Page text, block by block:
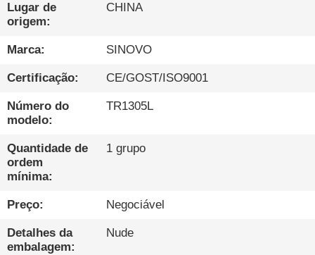
SOBRE
NÓS
EXCURSÃO
DA
FÁBRICA
CONTROLE
DA
QUALIDADE
Lugar de
origem:
CHINA
Marca: SINOVO
Certificação: CE/GOST/ISO9001
Número do
modelo:
TR1305L
Quantidade de
ordem
mínima:
1 grupo
Preço: Negociável
Detalhes da
embalagem:
Nude